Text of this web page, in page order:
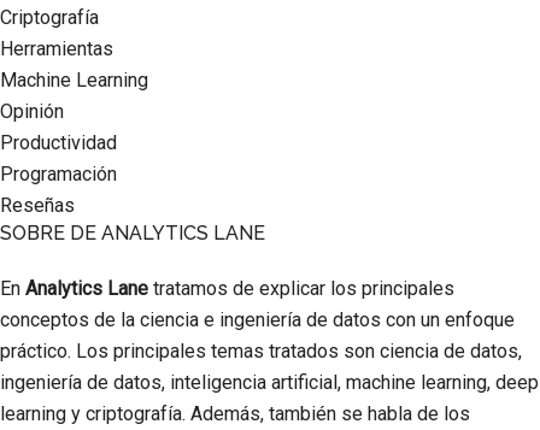
Criptografía
Herramientas
Machine Learning
Opinión
Productividad
Programación
Reseñas
SOBRE DE ANALYTICS LANE
En Analytics Lane tratamos de explicar los principales
conceptos de la ciencia e ingeniería de datos con un enfoque
práctico. Los principales temas tratados son ciencia de datos,
ingeniería de datos, inteligencia artificial, machine learning, deep
learning y criptografía. Además, también se habla de los